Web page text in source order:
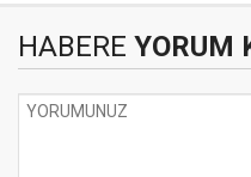
HABERE YORUM